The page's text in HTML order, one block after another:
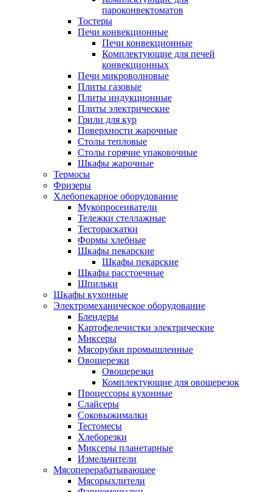
пароконвектоматов
Тостеры
Печи конвекционные
Печи конвекционные
Комплектующие для печей
конвекционных
Печи микроволновые
Плиты газовые
Плиты индукционные
Плиты электрические
Грили для кур
Поверхности жарочные
Столы тепловые
Столы горячие упаковочные
Шкафы жарочные
Термосы
Фризеры
Хлебопекарное оборудование
Мукопросеиватели
Тележки стеллажные
Тестораскатки
Формы хлебные
Шкафы пекарские
Шкафы пекарские
Шкафы расстоечные
Шпильки
Шкафы кухонные
Электромеханическое оборудование
Блендеры
Картофелечистки электрические
Миксеры
Мясорубки промышленные
Овощерезки
Овощерезки
Комплектующие для овощерезок
Процессоры кухонные
Слайсеры
Соковыжималки
Тестомесы
Хлеборезки
Миксеры планетарные
Измельчители
Мясоперерабатывающее
Мясорыхлители